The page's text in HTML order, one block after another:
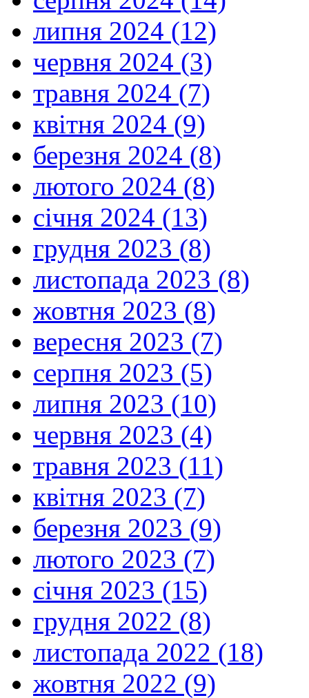
липня 2024 (12)
червня 2024 (3)
травня 2024 (7)
квітня 2024 (9)
березня 2024 (8)
лютого 2024 (8)
січня 2024 (13)
грудня 2023 (8)
листопада 2023 (8)
жовтня 2023 (8)
вересня 2023 (7)
серпня 2023 (5)
липня 2023 (10)
червня 2023 (4)
травня 2023 (11)
квітня 2023 (7)
березня 2023 (9)
лютого 2023 (7)
січня 2023 (15)
грудня 2022 (8)
листопада 2022 (18)
жовтня 2022 (9)